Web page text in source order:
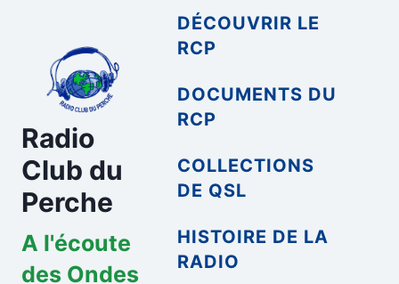
contenu
Radio
Club du
Perche
A l'écoute
des Ondes
DÉCOUVRIR LE
RCP
DOCUMENTS DU
RCP
COLLECTIONS
DE QSL
HISTOIRE DE LA
RADIO